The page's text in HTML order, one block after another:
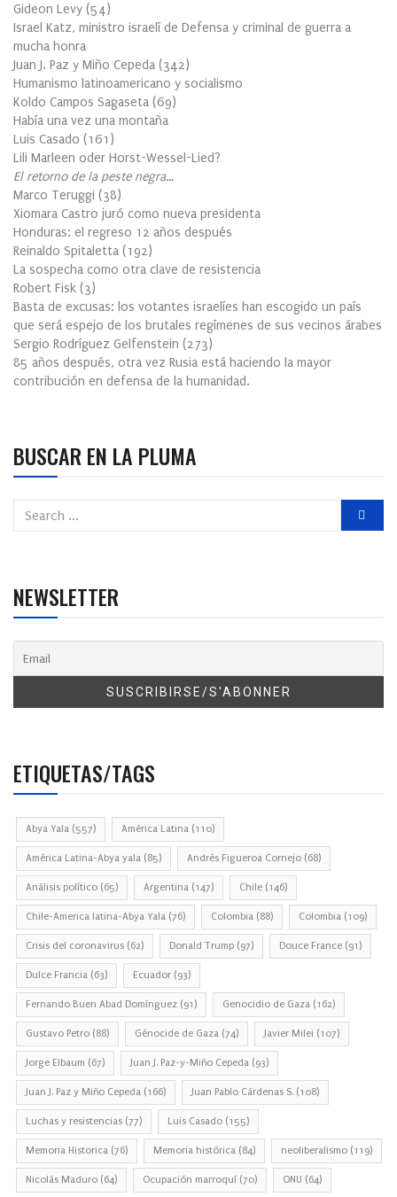
Gideon Levy (54)
Israel Katz, ministro israelí de Defensa y criminal de guerra a
mucha honra
Juan J. Paz y Miño Cepeda (342)
Humanismo latinoamericano y socialismo
Koldo Campos Sagaseta (69)
Había una vez una montaña
Luis Casado (161 )
Lili Marleen oder Horst-Wessel-Lied?
El retorno de la peste negra…
Marco Teruggi (38)
Xiomara Castro juró como nueva presidenta
Honduras: el regreso 12 años después
Reinaldo Spitaletta (192)
La sospecha como otra clave de resistencia
Robert Fisk (3)
Basta de excusas: los votantes israelíes han escogido un país
que será espejo de los brutales regímenes de sus vecinos árabes
Sergio Rodríguez Gelfenstein (273)
85 años después, otra vez Rusia está haciendo la mayor
contribución en defensa de la humanidad.
BUSCAR EN LA PLUMA
NEWSLETTER
ETIQUETAS/TAGS
Abya Yala (557) América Latina (110)
América Latina-Abya yala (85) Andrés Figueroa Cornejo (68)
Análisis político (65) Argentina (147) Chile (146)
Chile-America latina-Abya Yala (76) Colombia (88) Colombia (109)
Crisis del coronavirus (62) Donald Trump (97) Douce France (91)
Dulce Francia (63) Ecuador (93)
Fernando Buen Abad Domínguez (91) Genocidio de Gaza (162)
Gustavo Petro (88) Génocide de Gaza (74) Javier Milei (107)
Jorge Elbaum (67) Juan J. Paz-y-Miño Cepeda (93)
Juan J. Paz y Miño Cepeda (166) Juan Pablo Cárdenas S. (108)
Luchas y resistencias (77) Luis Casado (155)
Memoria Historica (76) Memoria histórica (84) neoliberalismo (119)
Nicolás Maduro (64) Ocupación marroquí (70) ONU (64)